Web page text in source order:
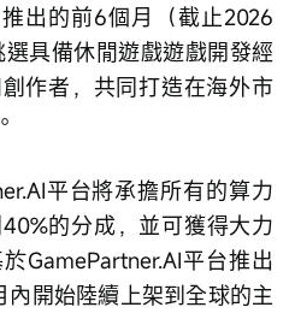
出的前6個月（截止2026
具備休閒遊戲遊戲開發經
作者，共同打造在海外市
平台將承擔所有的算力
的分成，並可獲得大力
GamePartner.AI平台推出
開始陸續上架到全球的主